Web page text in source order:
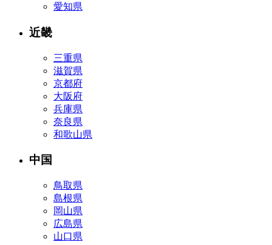
愛知県
近畿
三重県
滋賀県
京都府
大阪府
兵庫県
奈良県
和歌山県
中国
鳥取県
島根県
岡山県
広島県
山口県